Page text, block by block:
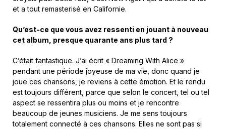
et a tout remasterisé en Californie.
Qu’est-ce que vous avez ressenti en jouant à nouveau
cet album, presque quarante ans plus tard ?
C’était fantastique. J’ai écrit « Dreaming With Alice »
pendant une période joyeuse de ma vie, donc quand je
joue ces chansons, je reviens à cette émotion. Et le rendu
est toujours différent, parce que selon le concert, tel ou tel
aspect se ressentira plus ou moins et je rencontre
beaucoup de jeunes musiciens. Je me sens toujours
totalement connecté à ces chansons. Elles ne sont pas si